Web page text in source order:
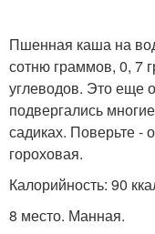
Пшенная каша на
сотню граммов, 0, 7
углеводов. Это еще
подвергались
садиках. Поверьте -
гороховая.
Калорийность: 90
8 место. Манная.